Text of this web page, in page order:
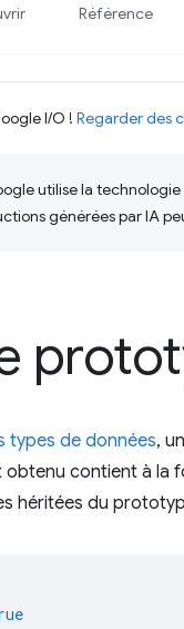
Référence
I/O ! Regarder des
utilise la
générées par IA
types de données,
obtenu contient à
héritées du